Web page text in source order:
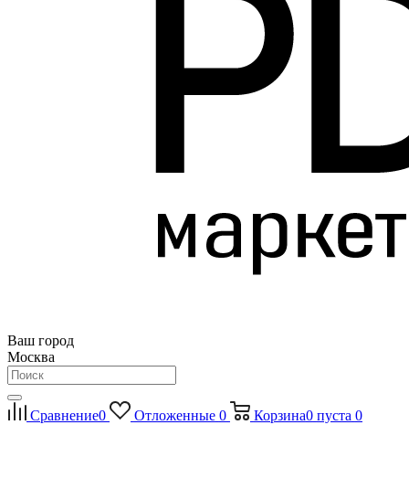
Ваш город
Москва
Сравнение0 Отложенные 0 Корзина0 пуста 0